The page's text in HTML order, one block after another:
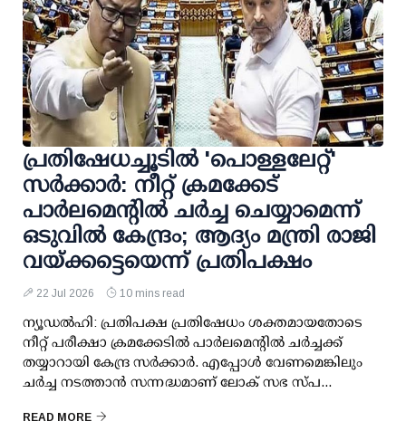
പ്രതിഷേധച്ചൂടില്‍ 'പൊള്ളലേറ്റ്'
സര്‍ക്കാര്‍: നീറ്റ് ക്രമക്കേട്
പാര്‍ലമെന്റില്‍ ചര്‍ച്ച ചെയ്യാമെന്ന്
ഒടുവില്‍ കേന്ദ്രം; ആദ്യം മന്ത്രി രാജി
വയ്ക്കട്ടെയെന്ന് പ്രതിപക്ഷം
22 Jul 2026 10 mins read
ന്യൂഡല്‍ഹി: പ്രതിപക്ഷ പ്രതിഷേധം ശക്തമായതോടെ
നീറ്റ് പരീക്ഷാ ക്രമക്കേടില്‍ പാര്‍ലമെന്റില്‍ ചര്‍ച്ചക്ക്
തയ്യാറായി കേന്ദ്ര സര്‍ക്കാര്‍. എപ്പോള്‍ വേണമെങ്കിലും
ചര്‍ച്ച നടത്താന്‍ സന്നദ്ധമാണ് ലോക് സഭ സ്പ...
READ MORE